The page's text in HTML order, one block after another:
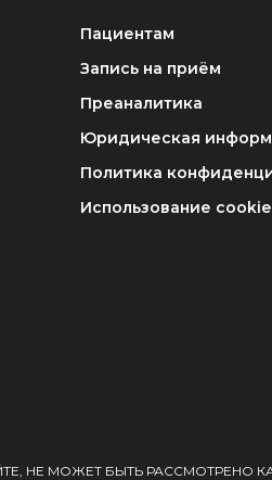
Пациентам
Запись на приём
Преаналитика
Юридическая
Политика
Использование cookie
НЕ МОЖЕТ БЫТЬ РАССМОТРЕНО